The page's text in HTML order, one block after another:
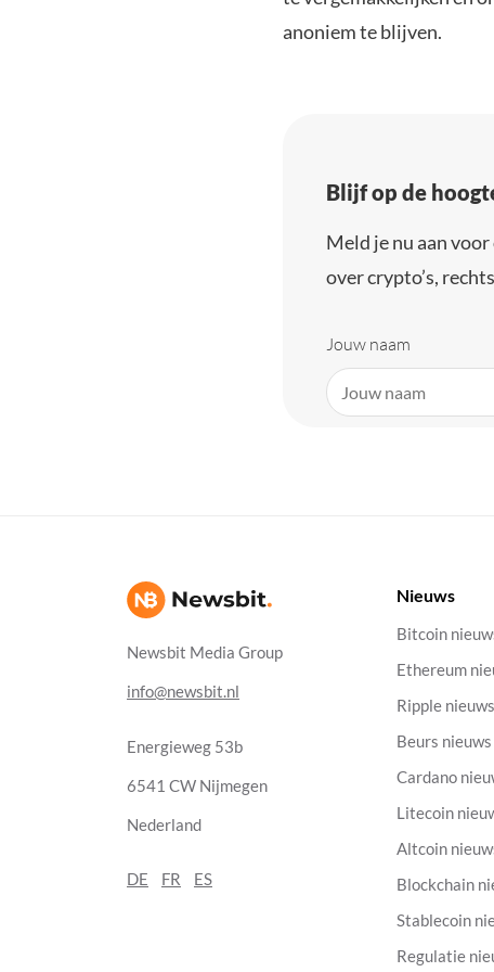
anoniem te blijven.
Blijf op de
Meld je nu aan
over crypto’s,
Jouw naam
Newsbit Media Group
info@newsbit.nl
Energieweg 53b
6541 CW Nijmegen
Nederland
DE FR ES
Nieuws
Bitcoin
Ethereum
Ripple nieuws
Beurs nieuws
Cardano
Litecoin
Altcoin
Blockchain
Stablecoin
Regulatie